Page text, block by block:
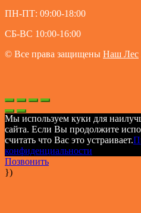
ПН-ПТ: 09:00-18:00
СБ-ВС 10:00-16:00
© Все права защищены Наш Лес
Мы используем куки для
сайта. Если Вы продолжите
считать что Вас это устраивает.
конфиденциальности
Позвонить
})